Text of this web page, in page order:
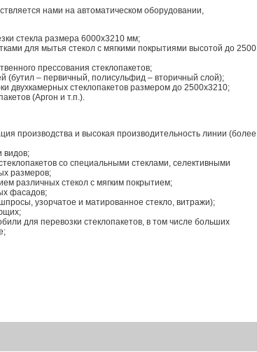
нами на автоматическом оборудовании,
стекла размера 6000х3210 мм;
для мытья стекол с мягкими покрытиями высотой до 2500
прессования стеклопакетов;
(бутил – первичный, полисульфид – вторичный слой);
двухкамерных стеклопакетов размером до 2500х3210;
(Аргон и т.п.).
производства и высокая производительность линии (более
видов;
со специальными стеклами, селективными
размеров;
различных стекол с мягким покрытием;
фасадов;
узорчатое и матированное стекло, витражи);
для перевозки стеклопакетов, в том числе больших